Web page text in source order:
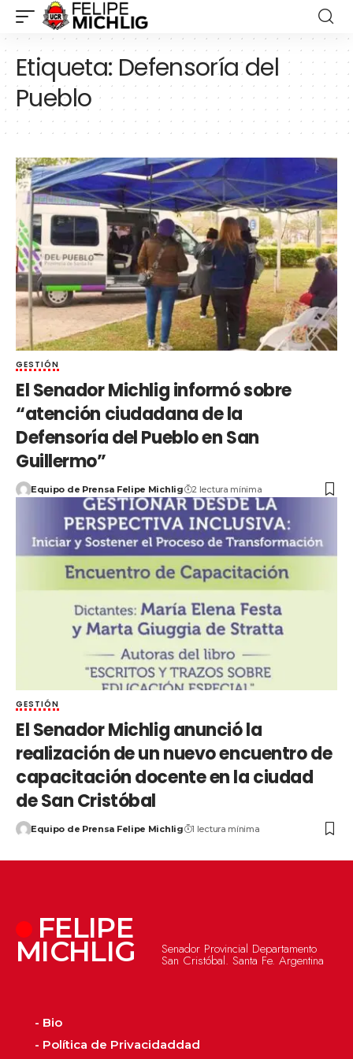
Etiqueta: Defensoría del
Pueblo
GESTIÓN
El Senador Michlig informó sobre
“atención ciudadana de la
Defensoría del Pueblo en San
Guillermo”
Equipo de Prensa Felipe Michlig 2 lectura mínima
GESTIÓN
El Senador Michlig anunció la
realización de un nuevo encuentro de
capacitación docente en la ciudad
de San Cristóbal
Equipo de Prensa Felipe Michlig 1 lectura mínima
FELIPE
MICHLIG Senador Provincial Departamento
San Cristóbal. Santa Fe. Argentina
- Bio
- Política de Privacidaddad